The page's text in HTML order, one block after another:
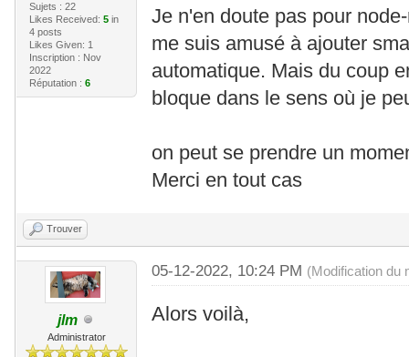
Sujets : 22
Likes Received: 5in
4 posts
Likes Given: 1
Inscription : Nov
2022
Réputation : 6
Je n'en doute pas pour
me suis amusé à ajouter
automatique. Mais du coup
bloque dans le sens où je
on peut se prendre un
Merci en tout cas
Trouver
jlm
Administrator
05-12-2022, 10:24 PM (Modification du
Alors voilà,